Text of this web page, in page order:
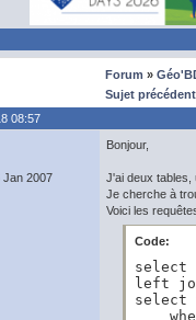
Forum »
Sujet précédent
08:57
Jan 2007
Bonjour,
J'ai deux tables,
Je cherche à
Voici les
Code:
select
left
select